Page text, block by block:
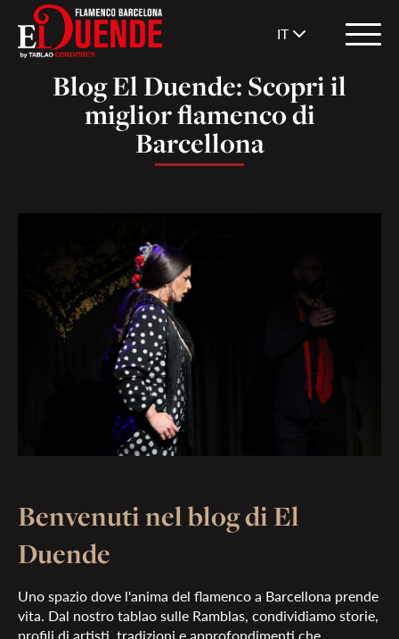
IT
Blog El Duende: Scopri il
miglior flamenco di
Barcellona
Benvenuti nel blog di El
Duende
Uno spazio dove l'anima del flamenco a Barcellona prende
vita. Dal nostro tablao sulle Ramblas, condividiamo storie,